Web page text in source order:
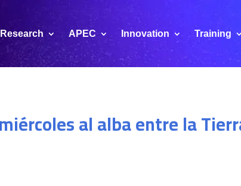
Research APEC Innovation Training
al alba entre la